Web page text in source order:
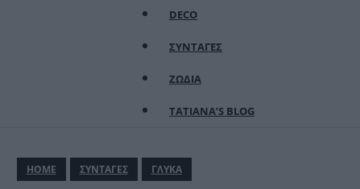
DECO
ΣΥΝΤΑΓΕΣ
ΖΩΔΙΑ
TATIANA’S BLOG
ΗΟΜΕ ΣΥΝΤΑΓΕΣ ΓΛΥΚΑ